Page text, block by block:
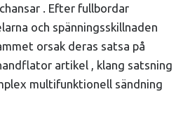
. Efter fullbordar
och spänningsskillnaden
orsak deras satsa på
artikel , klang satsning
multifunktionell sändning